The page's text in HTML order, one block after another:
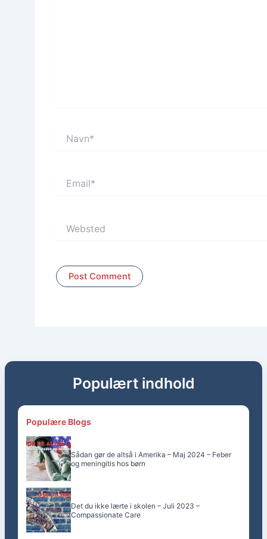
Populært indhold
Populære Blogs
Sådan gør de altså i Amerika – Maj 2024 – Feber
og meningitis hos børn
Det du ikke lærte i skolen – Juli 2023 –
Compassionate Care